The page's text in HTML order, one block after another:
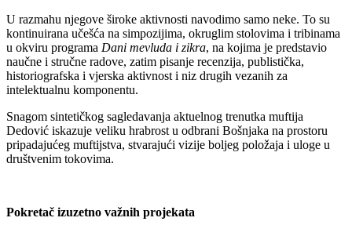
U razmahu njegove široke aktivnosti navodimo samo neke. To su
kontinuirana učešća na simpozijima, okruglim stolovima i tribinama
u okviru programa Dani mevluda i zikra, na kojima je predstavio
naučne i stručne radove, zatim pisanje recenzija, publistička,
historiografska i vjerska aktivnost i niz drugih vezanih za
intelektualnu komponentu.
Snagom sintetičkog sagledavanja aktuelnog trenutka muftija
Dedović iskazuje veliku hrabrost u odbrani Bošnjaka na prostoru
pripadajućeg muftijstva, stvarajući vizije boljeg položaja i uloge u
društvenim tokovima.
Pokretač izuzetno važnih projekata